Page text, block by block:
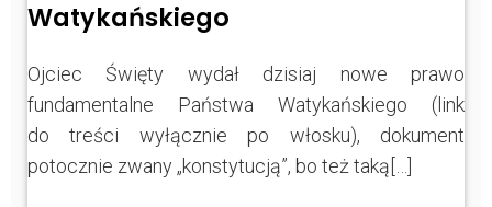
Watykańskiego
Ojciec Święty wydał dzisiaj nowe prawo
fundamentalne Państwa Watykańskiego (link
do treści wyłącznie po włosku), dokument
potocznie zwany „konstytucją”, bo też taką[…]